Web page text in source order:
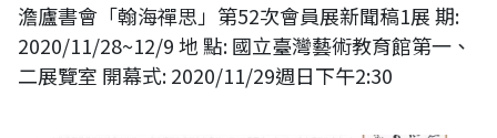
澹廬書會「翰海禪思」第52次會員展新聞稿1展 期:
2020/11/28~12/9 地 點: 國立臺灣藝術教育館第一、
二展覽室 開幕式: 2020/11/29週日下午2:30